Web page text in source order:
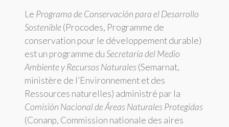
Le Programa de Conservación para el Desarrollo
Sostenible(Procodes, Programme de
conservation pour le développement durable)
est un programme duSecretaría del Medio
Ambiente y Recursos Naturales (Semarnat,
ministère de l’Environnement et des
Ressources naturelles) administré par la
Comisión Nacional de Áreas Naturales Protegidas
(Conanp, Commission nationale des aires